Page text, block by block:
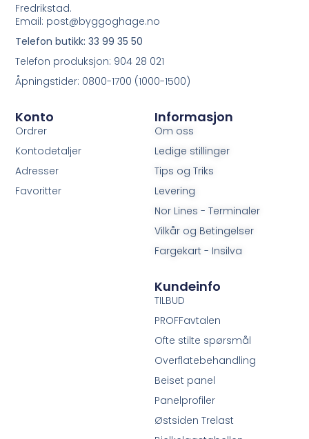
Informasjon
Om oss
Ledige stillinger
Tips og Triks
Levering
Nor Lines - Terminaler
Vilkår og Betingelser
Fargekart - Insilva
Konto
Ordrer
Kontodetaljer
Adresser
Favoritter
Kundeinfo
TILBUD
PROFFavtalen
Ofte stilte spørsmål
Overflatebehandling
Beiset panel
Panelprofiler
Østsiden Trelast
Fredrikstad.
Email: post@byggoghage.no
Telefon butikk: 33 99 35 50
Telefon produksjon: 904 28 021
Åpningstider: 0800-1700 (1000-1500)